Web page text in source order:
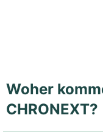
Woher
CHRONEXT?